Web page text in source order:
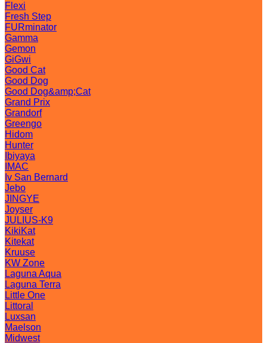
Flexi
Fresh Step
FURminator
Gamma
Gemon
GiGwi
Good Cat
Good Dog
Good Dog&amp;Cat
Grand Prix
Grandorf
Greengo
Hidom
Hunter
Ibiyaya
IMAC
Iv San Bernard
Jebo
JINGYE
Joyser
JULIUS-K9
KikiKat
Kitekat
Kruuse
KW Zone
Laguna Aqua
Laguna Terra
Little One
Littoral
Luxsan
Maelson
Midwest